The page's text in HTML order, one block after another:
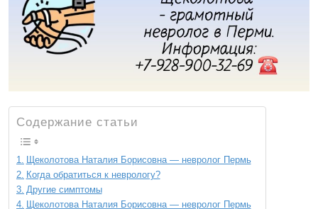
Содержание статьи
Щеколотова Наталия Борисовна — невролог Пермь
Когда обратиться к неврологу?
Другие симптомы
Щеколотова Наталия Борисовна — невролог Пермь